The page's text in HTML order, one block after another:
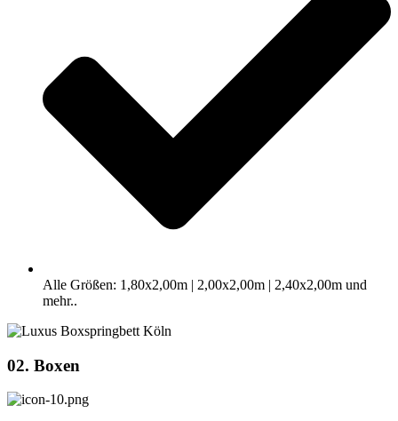
Alle Größen: 1,80x2,00m | 2,00x2,00m | 2,40x2,00m und
mehr..
02. Boxen